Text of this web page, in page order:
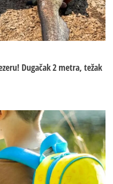
Dugačak 2 metra, težak